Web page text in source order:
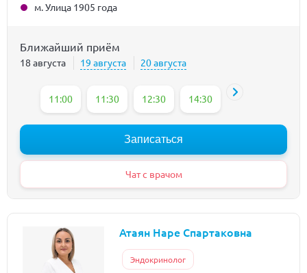
м. Улица 1905 года
Ближайший приём
18 августа 19 августа 20 августа
11:00 11:30 12:30 14:30 15:00
Записаться
Чат с врачом
Атаян Наре Спартаковна
Эндокринолог